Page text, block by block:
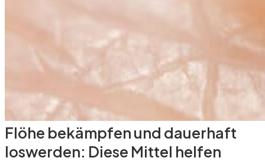
Flöhe bekämpfen und dauerhaft
loswerden: Diese Mittel helfen